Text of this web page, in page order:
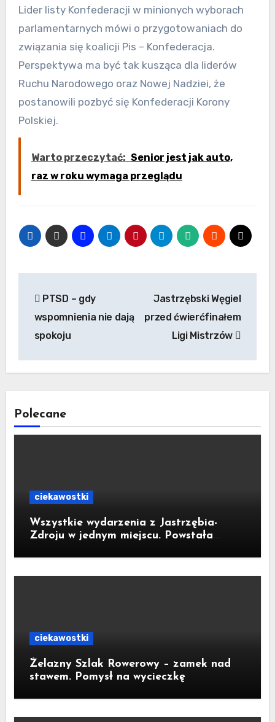
Lider listy Konfederacji w minionych wyborach
parlamentarnych mówi o przygotowaniach do
związania się koalicji Pis – Konfederacja.
Perspektywa ma być tak kusząca dla liderów
Ruchu Narodowego oraz Nowej Nadziei, że
postanowili pozbyć się Konfederacji Korony
Polskiej.
Warto przeczytać: Senior jest jak auto,
raz w roku wymaga przeglądu
wpisu
PTSD – gdy
wspomnienia nie dają
spokoju
Jastrzębski Węgiel
przed ćwierćfinałem
Ligi Mistrzów
Polecane
ciekawostki
Wszystkie wydarzenia z Jastrzębia-
Zdroju w jednym miejscu. Powstała
ciekawostki
Żelazny Szlak Rowerowy – zamek nad
stawem. Pomysł na wycieczkę